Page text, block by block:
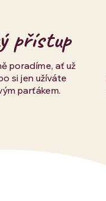
přístup
poradíme, ať už
si jen užíváte
parťákem.